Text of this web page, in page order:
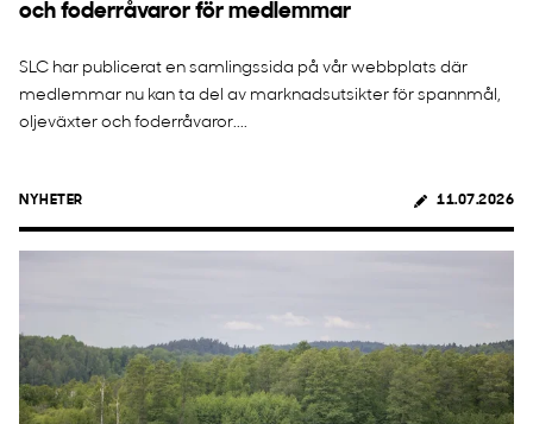
och foderråvaror för medlemmar
SLC har publicerat en samlingssida på vår webbplats där
medlemmar nu kan ta del av marknadsutsikter för spannmål,
oljeväxter och foderråvaror....
NYHETER 11.07.2026